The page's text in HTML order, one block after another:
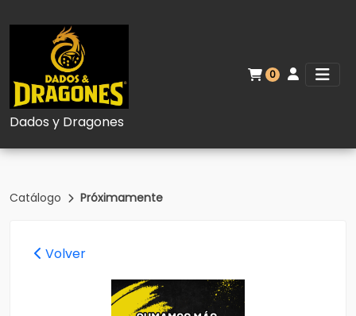
Dados y Dragones
0
Catálogo Próximamente
Volver